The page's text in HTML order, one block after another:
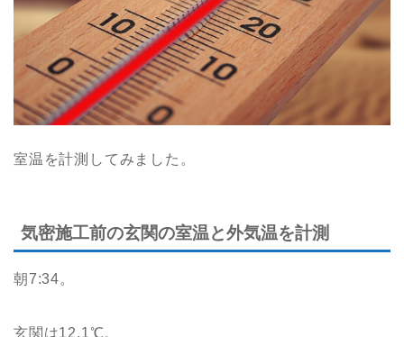
室温を計測してみました。
気密施工前の玄関の室温と外気温を計測
朝7:34。
玄関は12.1℃。